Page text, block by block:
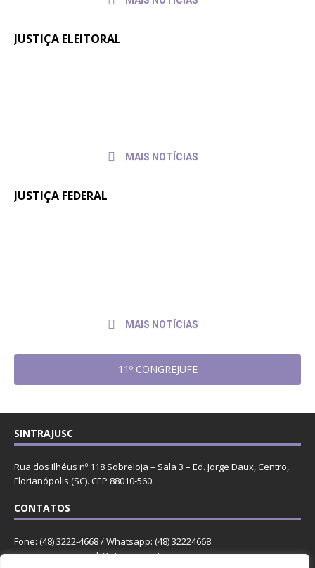
JUSTIÇA ELEITORAL
MAIS NOTÍCIAS
JUSTIÇA FEDERAL
MAIS NOTÍCIAS
11º CONGREJUFE
SINTRAJUSC
Rua dos Ilhéus nº 118 Sobreloja – Sala 3 – Ed. Jorge Daux, Centro,
Florianópolis (SC). CEP 88010-560.
CONTATOS
Fone: (48) 3222-4668 / Whatsapp: (48) 32224668.
Enviar mensagem. |Outros contatos.